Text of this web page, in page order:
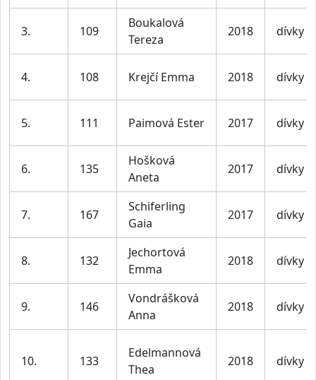
3. 109
Boukalová
Tereza
2018 dívky
4. 108 Krejčí Emma 2018 dívky
5. 111 Paimová Ester 2017 dívky
6. 135
Hošková
Aneta
2017 dívky
7. 167
Schiferling
Gaia
2017 dívky
8. 132
Jechortová
Emma
2018 dívky
9. 146
Vondrášková
Anna
2018 dívky
10. 133
Edelmannová
Thea
2018 dívky